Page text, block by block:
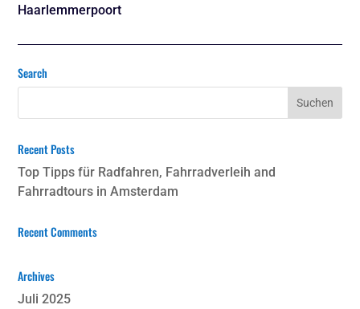
Haarlemmerpoort
Search
Recent Posts
Top Tipps für Radfahren, Fahrradverleih and
Fahrradtours in Amsterdam
Recent Comments
Archives
Juli 2025